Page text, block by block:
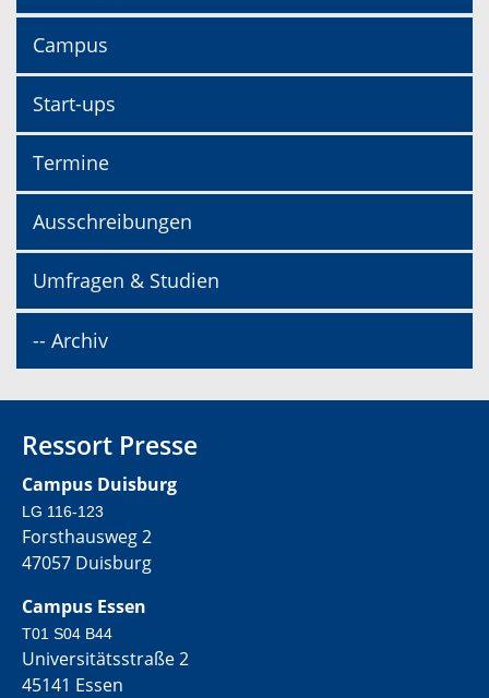
Campus
Start-ups
Termine
Ausschreibungen
Umfragen & Studien
-- Archiv
Ressort Presse
Campus Duisburg
LG 116-123
Forsthausweg 2
47057 Duisburg
Campus Essen
T01 S04 B44
Universitätsstraße 2
45141 Essen